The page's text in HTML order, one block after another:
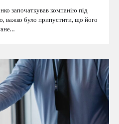
започаткував компанію під
важко було припустити, що його